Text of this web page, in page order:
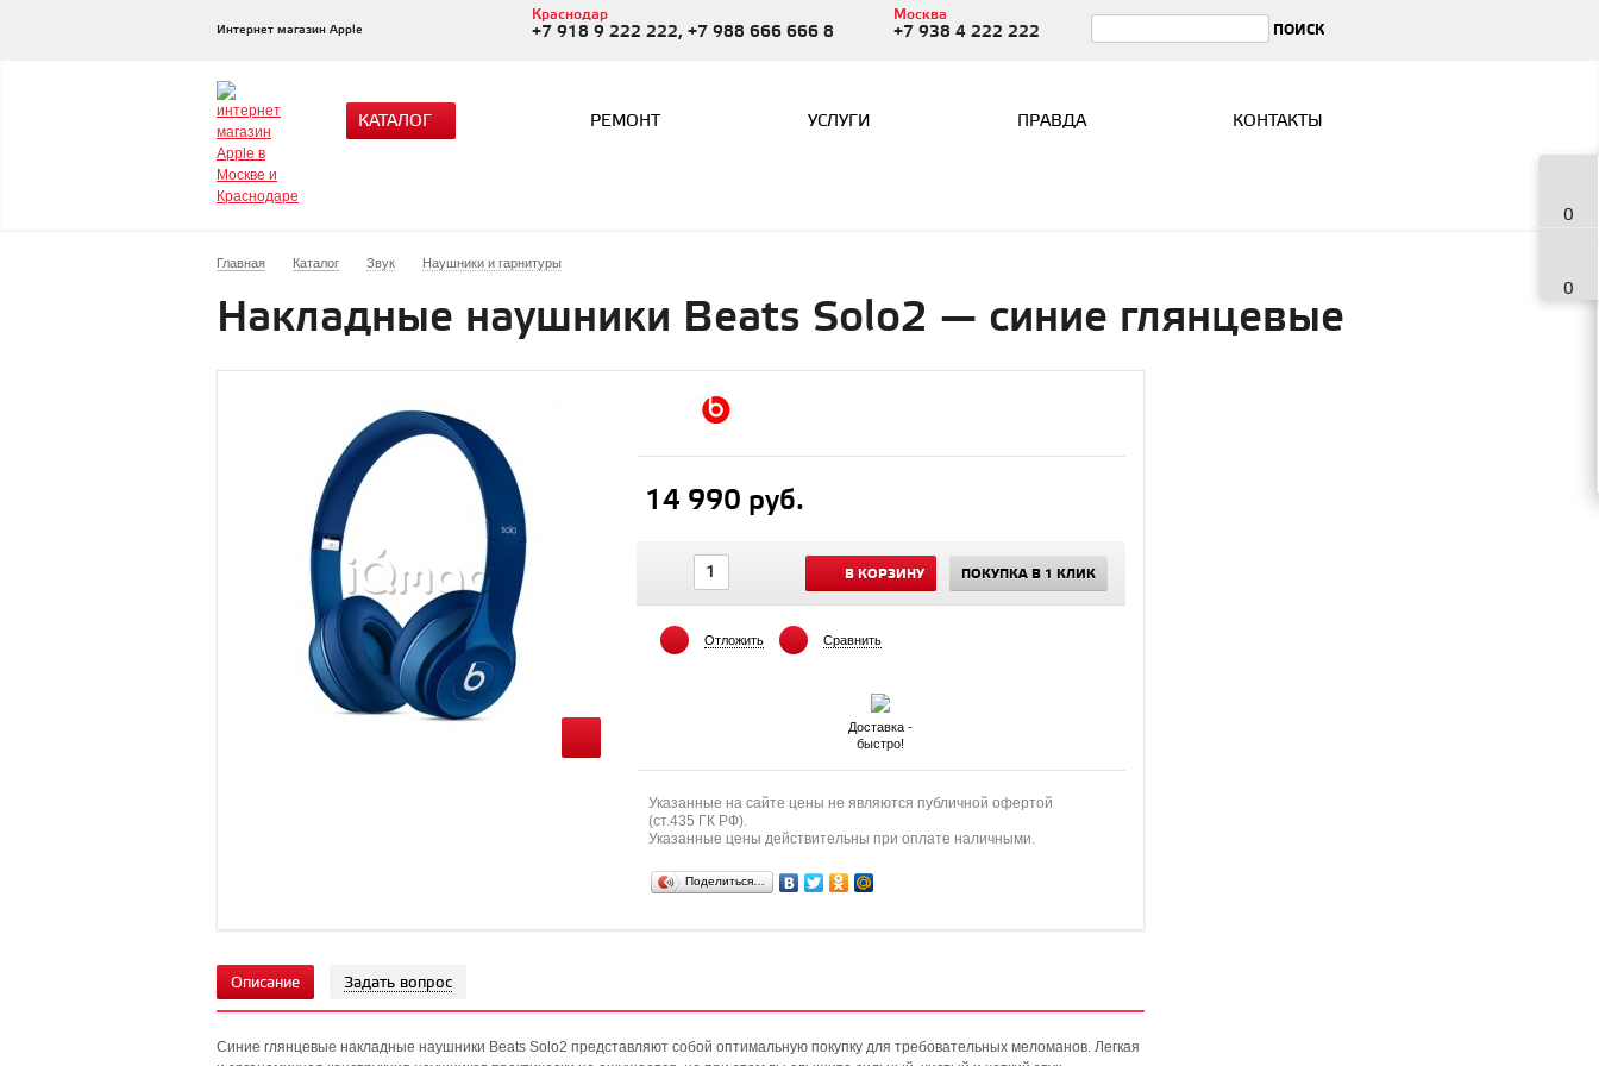
Интернет магазин Apple
Краснодар
+7 918 9 222 222, +7 988 666 666 8
Москва
+7 938 4 222 222
КАТАЛОГ РЕМОНТ УСЛУГИ ПРАВДА КОНТАКТЫ
0
0
Главная Каталог Звук Наушники и гарнитуры
Накладные наушники Beats Solo2 — синие глянцевые
14 990 руб.
В КОРЗИНУ ПОКУПКА В 1 КЛИК
Отложить Сравнить
Доставка -
быстро!
Указанные на сайте цены не являются публичной офертой
(ст.435 ГК РФ).
Указанные цены действительны при оплате наличными.
Поделиться…
Описание Задать вопрос
Синие глянцевые накладные наушники Beats Solo2 представляют собой оптимальную покупку для требовательных меломанов. Легкая